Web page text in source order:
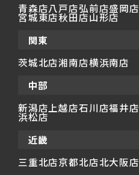
青森店八戸店弘前店盛岡店
宮城東店秋田店山形店
関東
茨城北店湘南店横浜南店
中部
新潟店 上越店石川店福井店
浜松店
近畿
三重北店京都北店北大阪店